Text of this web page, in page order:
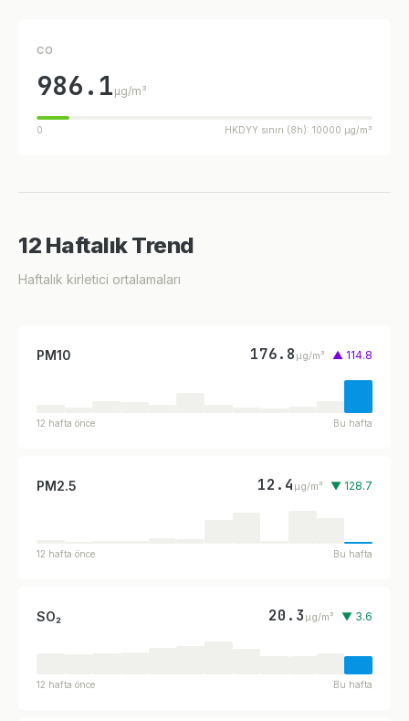
CO
986.1 µg/m³
0 HKDYY sınırı (8h): 10000 µg/m³
12 Haftalık Trend
Haftalık kirletici ortalamaları
PM10 176.8 µg/m³ ▲ 114.8
12 hafta önce Bu hafta
PM2.5 12.4 µg/m³ ▼ 128.7
12 hafta önce Bu hafta
SO₂ 20.3 µg/m³ ▼ 3.6
12 hafta önce Bu hafta